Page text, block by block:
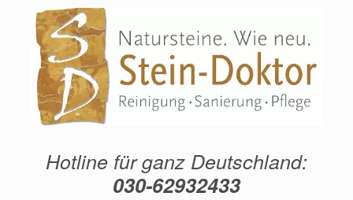
springen
Hotline für ganz Deutschland:
030-62932433